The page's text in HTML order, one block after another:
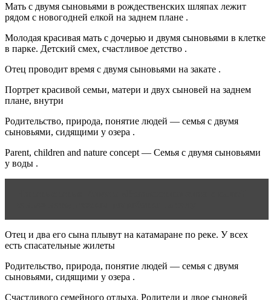
Мать с двумя сыновьями в рождественских шляпах лежит
рядом с новогодней елкой на заднем плане .
Молодая красивая мать с дочерью и двумя сыновьями в клетке
в парке. Детский смех, счастливое детство .
Отец проводит время с двумя сыновьями на закате .
Портрет красивой семьи, матери и двух сыновей на заднем
плане, внутри
Родительство, природа, понятие людей — семья с двумя
сыновьями, сидящими у озера .
Parent, children and nature concept — Семья с двумя сыновьями
у воды .
Отец и два его сына плывут на катамаране по реке. У всех
есть спасательные жилеты
Родительство, природа, понятие людей — семья с двумя
сыновьями, сидящими у озера .
Счастливого семейного отдыха. Родители и двое сыновей